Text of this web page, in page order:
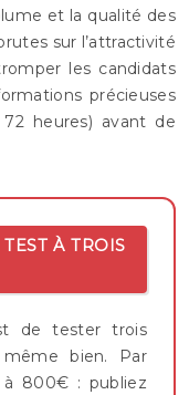
et la qualité des
sur l’attractivité
les candidats
précieuses
heures) avant de
À TROIS
de tester trois
bien. Par
à 800€ : publiez